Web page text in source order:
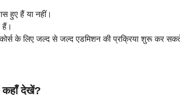
हुए हैं या नहीं।
के लिए जल्द से जल्द एडमिशन की प्रक्रिया शुरू कर
देखें?